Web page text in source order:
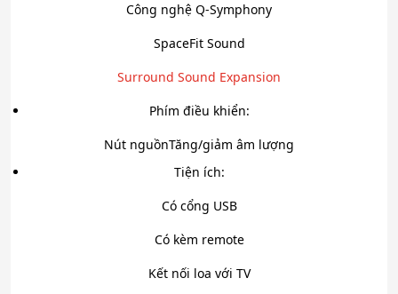
Công nghệ Q-Symphony
SpaceFit Sound
Surround Sound Expansion
Phím điều khiển:
Nút nguồnTăng/giảm âm lượng
Tiện ích:
Có cổng USB
Có kèm remote
Kết nối loa với TV